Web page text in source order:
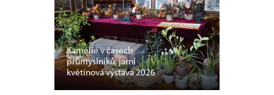
Kamélie v časech
průmyslníků, jarní
květinová výstava 2026